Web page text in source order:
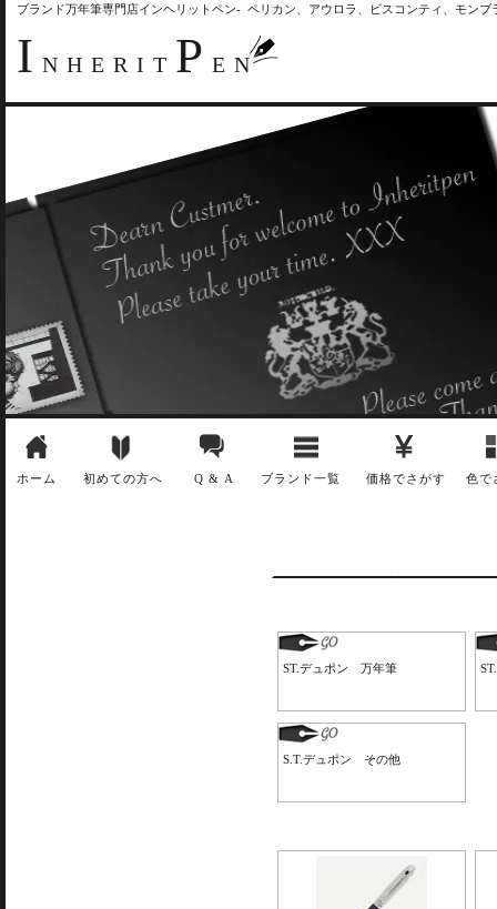
ブランド万年筆専門店インヘリットペン- ペリカン、アウロラ、ビスコンティ、モン
I NHERIT P EN
ホーム 初めての方へ Q & A ブランド一覧 価格でさがす 色で
ST.デュポン 万年筆
S.T.デュポン その他